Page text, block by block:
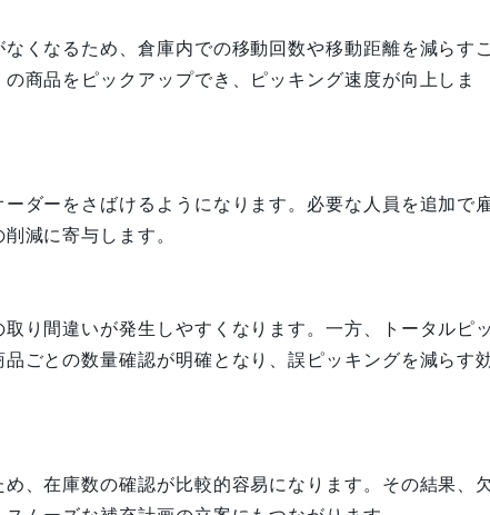
くなるため、倉庫内での移動回数や移動距離を減らすこ
商品をピックアップでき、ピッキング速度が向上しま
ダーをさばけるようになります。必要な人員を追加で
減に寄与します。
り間違いが発生しやすくなります。一方、トータルピッ
ごとの数量確認が明確となり、誤ピッキングを減らす
、在庫数の確認が比較的容易になります。その結果、欠